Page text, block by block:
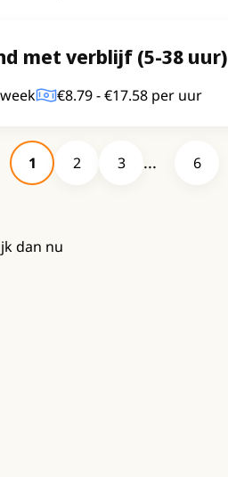
met verblijf (5-38 uur)
€8.79 - €17.58 per uur
1 2 3 6
dan nu